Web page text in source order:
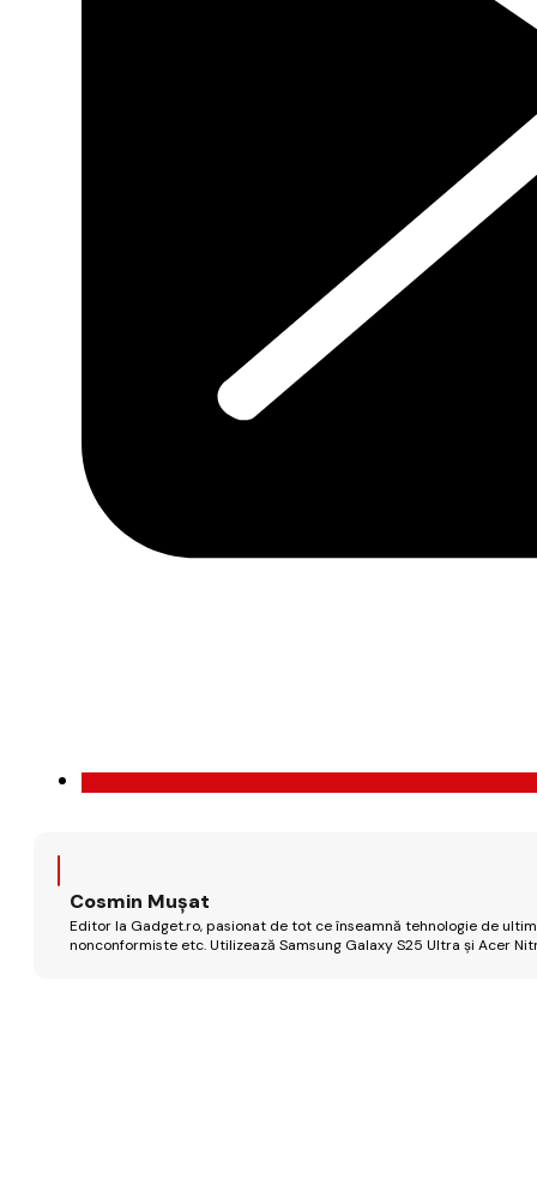
Cosmin Mușat
Editor la Gadget.ro, pasionat de tot ce înseamnă tehnologie de
nonconformiste etc. Utilizează Samsung Galaxy S25 Ultra și Acer